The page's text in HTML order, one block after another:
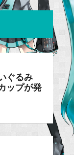
ぐるみ
ップが発